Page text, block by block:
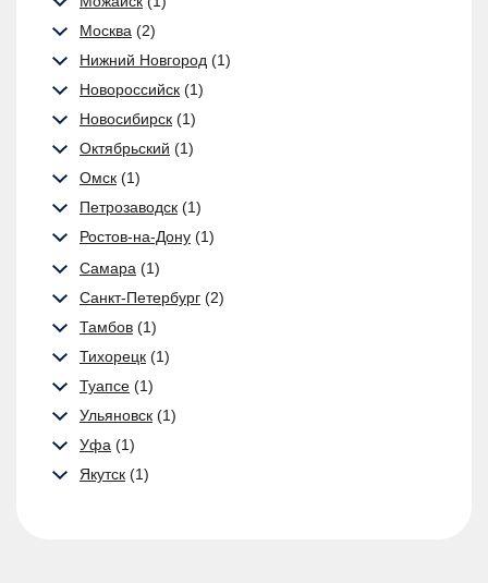
Москва (2)
Нижний Новгород (1)
Новороссийск (1)
Новосибирск (1)
Октябрьский (1)
Омск (1)
Петрозаводск (1)
Ростов-на-Дону (1)
Самара (1)
Санкт-Петербург (2)
Тамбов (1)
Тихорецк (1)
Туапсе (1)
Ульяновск (1)
Уфа (1)
Якутск (1)